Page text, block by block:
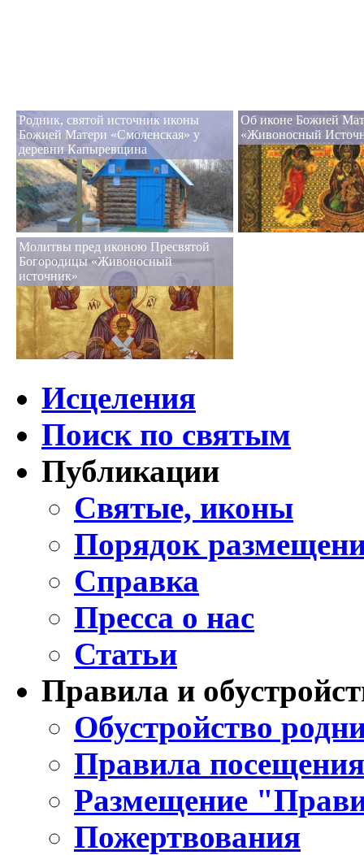
Родник, святой источник иконы
Божией Матери «Смоленская» у
деревни Капыревщина
Об иконе Божией
«Живоносный
Молитвы пред иконою Пресвятой
Богородицы «Живоносный
источник»
Исцеления
Поиск по святым
Публикации
Святые, иконы
Порядок
Справка
Пресса о нас
Статьи
Правила и
Обустройство
Правила
Размещение
Пожертвования